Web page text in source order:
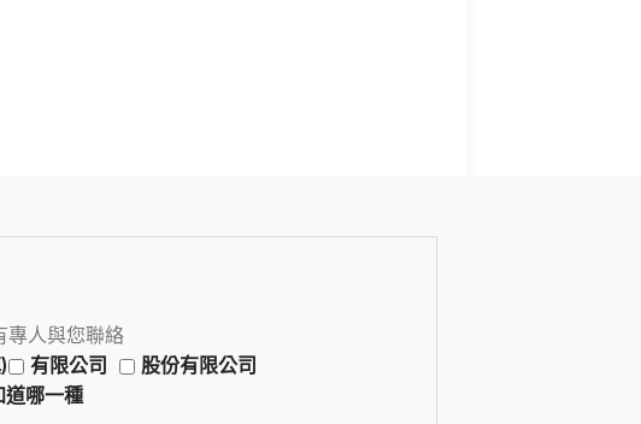
專人與您聯絡
有限公司
股份有限公司
道哪一種